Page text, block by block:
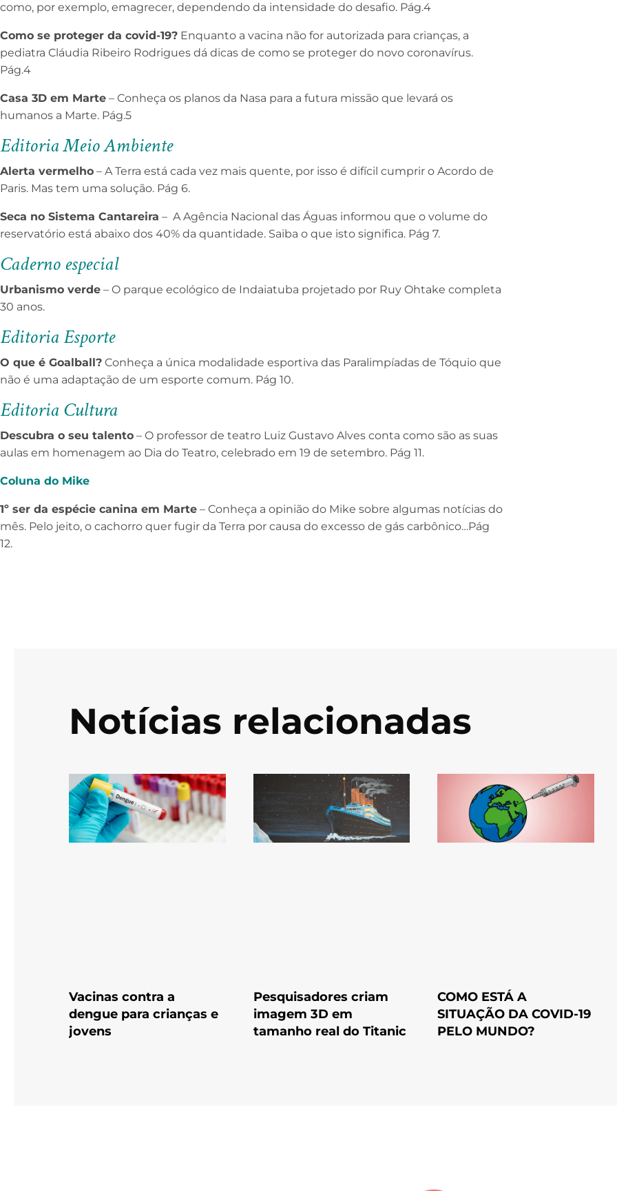
como, por exemplo, emagrecer, dependendo da intensidade do desafio. Pág.4
Como se proteger da covid-19? Enquanto a vacina não for autorizada para crianças, a
pediatra Cláudia Ribeiro Rodrigues dá dicas de como se proteger do novo coronavírus.
Pág.4
Casa 3D em Marte – Conheça os planos da Nasa para a futura missão que levará os
humanos a Marte. Pág.5
Editoria Meio Ambiente
Alerta vermelho – A Terra está cada vez mais quente, por isso é difícil cumprir o Acordo de
Paris. Mas tem uma solução. Pág 6.
Seca no Sistema Cantareira – A Agência Nacional das Águas informou que o volume do
reservatório está abaixo dos 40% da quantidade. Saiba o que isto significa. Pág 7.
Caderno especial
Urbanismo verde – O parque ecológico de Indaiatuba projetado por Ruy Ohtake completa
30 anos.
Editoria Esporte
O que é Goalball? Conheça a única modalidade esportiva das Paralimpíadas de Tóquio que
não é uma adaptação de um esporte comum. Pág 10.
Editoria Cultura
Descubra o seu talento – O professor de teatro Luiz Gustavo Alves conta como são as suas
aulas em homenagem ao Dia do Teatro, celebrado em 19 de setembro. Pág 11.
Coluna do Mike
1º ser da espécie canina em Marte – Conheça a opinião do Mike sobre algumas notícias do
mês. Pelo jeito, o cachorro quer fugir da Terra por causa do excesso de gás carbônico…Pág
12.
Notícias relacionadas
Vacinas contra a
dengue para crianças e
jovens
Pesquisadores criam
imagem 3D em
tamanho real do Titanic
COMO ESTÁ A
SITUAÇÃO DA COVID-19
PELO MUNDO?